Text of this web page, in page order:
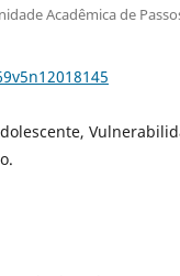
Acadêmica de